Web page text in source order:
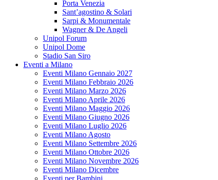
Porta Venezia
Sant’agostino & Solari
Sarpi & Monumentale
Wagner & De Angeli
Unipol Forum
Unipol Dome
Stadio San Siro
Eventi a Milano
Eventi Milano Gennaio 2027
Eventi Milano Febbraio 2026
Eventi Milano Marzo 2026
Eventi Milano Aprile 2026
Eventi Milano Maggio 2026
Eventi Milano Giugno 2026
Eventi Milano Luglio 2026
Eventi Milano Agosto
Eventi Milano Settembre 2026
Eventi Milano Ottobre 2026
Eventi Milano Novembre 2026
Eventi Milano Dicembre
Eventi per Bambini